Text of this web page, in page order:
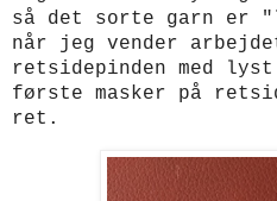
så det sorte garn er
når jeg vender
retsidepinden med
første masker på
ret.